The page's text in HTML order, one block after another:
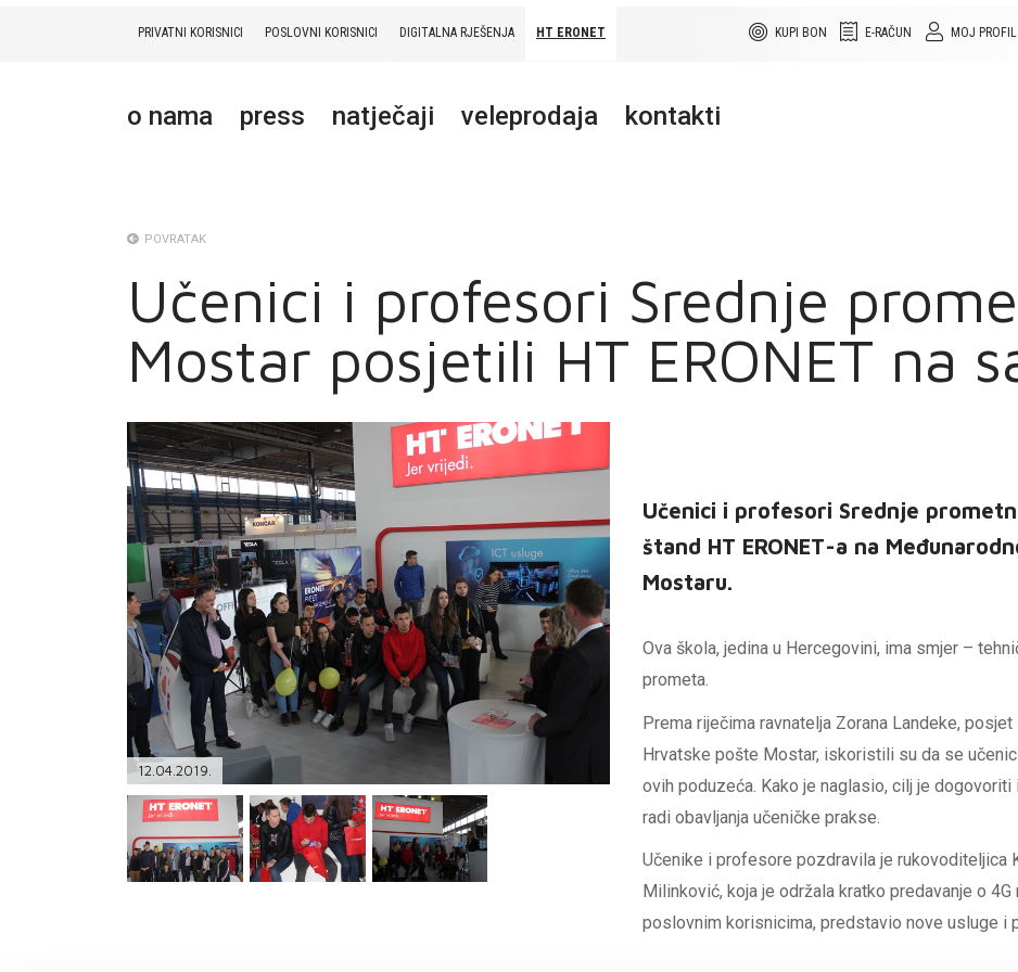
MOJ PROFIL
E-RAČUN
KUPI BON
PRIVATNI KORISNICI POSLOVNI KORISNICI DIGITALNA RJEŠENJA HT ERONET
o nama press natječaji veleprodaja kontakti
TELEFONSKI IMENIK
POVRATAK
Učenici i profesori Srednje
Mostar posjetili HT ERONET na
12.04.2019.
Učenici i profesori Srednje
štand HT ERONET-a na
Mostaru.
Ova škola, jedina u Hercegovini, ima smjer –
prometa.
Prema riječima ravnatelja Zorana Landeke, posjet
Hrvatske pošte Mostar, iskoristili su da se
ovih poduzeća. Kako je naglasio, cilj je dogovoriti
radi obavljanja učeničke prakse.
Učenike i profesore pozdravila je rukovoditeljica
Milinković, koja je održala kratko predavanje o
poslovnim korisnicima, predstavio nove usluge i